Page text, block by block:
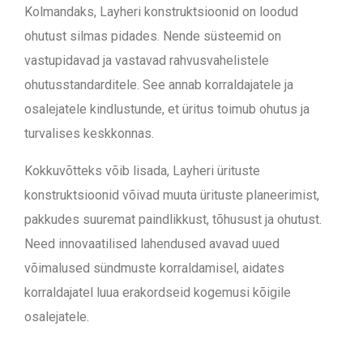
Kolmandaks, Layheri konstruktsioonid on loodud
ohutust silmas pidades. Nende süsteemid on
vastupidavad ja vastavad rahvusvahelistele
ohutusstandarditele. See annab korraldajatele ja
osalejatele kindlustunde, et üritus toimub ohutus ja
turvalises keskkonnas.
Kokkuvõtteks võib lisada, Layheri ürituste
konstruktsioonid võivad muuta ürituste planeerimist,
pakkudes suuremat paindlikkust, tõhusust ja ohutust.
Need innovaatilised lahendused avavad uued
võimalused sündmuste korraldamisel, aidates
korraldajatel luua erakordseid kogemusi kõigile
osalejatele.